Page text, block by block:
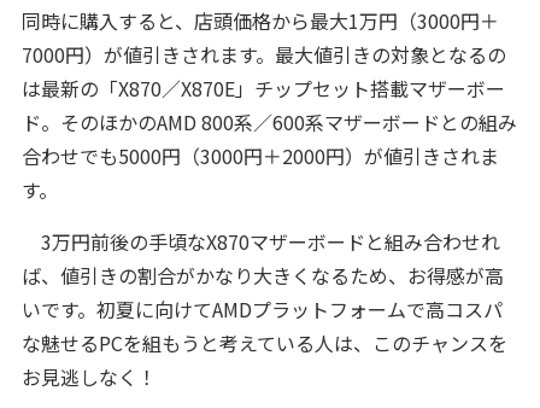
同時に購入すると、店頭価格から最大1万円（3000円＋
7000円）が値引きされます。最大値引きの対象となるの
は最新の「X870／X870E」チップセット搭載マザーボー
ド。そのほかのAMD 800系／600系マザーボードとの組み
合わせでも5000円（3000円＋2000円）が値引きされま
す。
3万円前後の手頃なX870マザーボードと組み合わせれ
ば、値引きの割合がかなり大きくなるため、お得感が高
いです。初夏に向けてAMDプラットフォームで高コスパ
な魅せるPCを組もうと考えている人は、このチャンスを
お見逃しなく！